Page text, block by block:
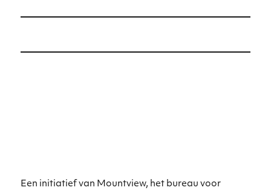
Een initiatief van Mountview, het bureau voor